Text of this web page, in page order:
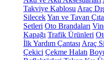
Takviye Kablosu Araç
SilecekYan ve Tavan
Setleri Oto Brandaları
Kapağı Trafik Ürünleri
İlk Yardım Çantası Araç
Çekici Çekme Halatı